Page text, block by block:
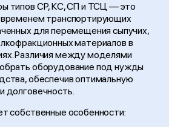
типов СР, КС, СП и ТСЦ — это
временем транспортирующих
для перемещения сыпучих,
материалов в
Различия между моделями
оборудование под нужды
обеспечив оптимальную
долговечность.
собственные особенности: